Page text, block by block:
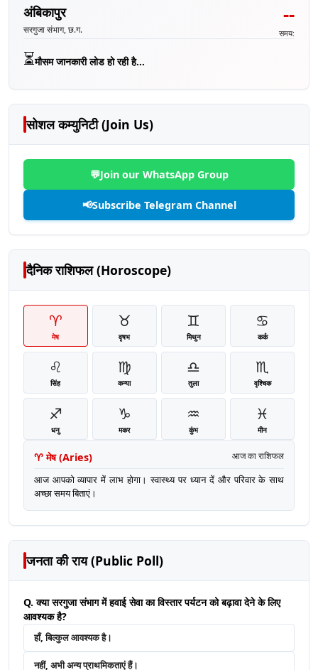
अंबिकापुर
सरगुजा संभाग, छ.ग.
--
समय:
⏳मौसम जानकारी लोड हो रही है...
सोशल कम्युनिटी (Join Us)
💬Join our WhatsApp Group
📢Subscribe Telegram Channel
दैनिक राशिफल (Horoscope)
♈
मेष
♉
वृषभ
♊
मिथुन
♋
कर्क
♌
सिंह
♍
कन्या
♎
तुला
♏
वृश्चिक
♐
धनु
♑
मकर
♒
कुंभ
♓
मीन
♈ मेष(Aries) आज का राशिफल
आज आपको व्यापार में लाभ होगा। स्वास्थ्य पर ध्यान दें और परिवार के साथ
अच्छा समय बिताएं।
जनता की राय (Public Poll)
Q. क्या सरगुजा संभाग में हवाई सेवा का विस्तार पर्यटन को बढ़ावा देने के लिए
आवश्यक है?
हाँ, बिल्कुल आवश्यक है।
नहीं, अभी अन्य प्राथमिकताएं हैं।